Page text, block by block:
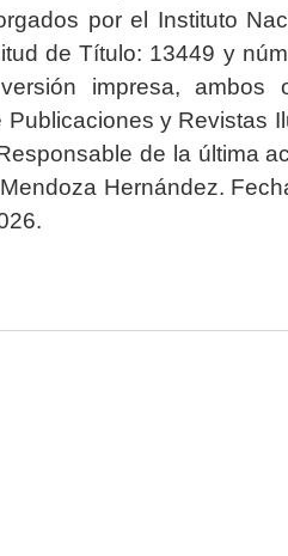
por el Instituto
de Título: 13449 y
impresa, ambos
Publicaciones y Revistas
de la última
Hernández.